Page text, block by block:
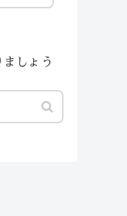
しょう